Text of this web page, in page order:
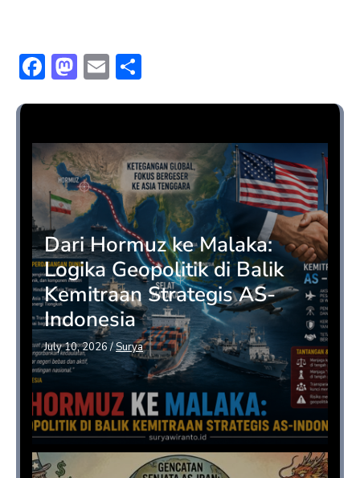
F
b
o
ok
M
o
d
o
n
E
l e
Dari Hormuz ke Malaka:
Logika Geopolitik di Balik
Kemitraan Strategis AS-
Indonesia
July 10, 2026/Surya